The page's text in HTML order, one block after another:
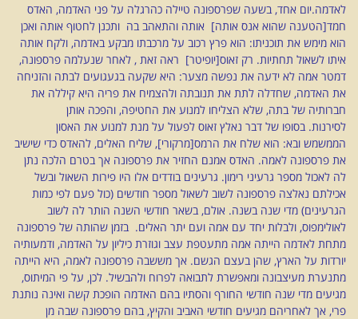
לאדמה.יום אחד, בשעה שפרספונה טיילה כהרגלה על פני האדמה, האדס
חמד[הטענה שהוא אנס אותה] אותה והתאהב בה ותכנן לחטוף אותה ואכן
הוא מימש את תוכניתו: הוא פרץ רכוב על מרכבתו מבקע באדמה, ולקח אותה
איתו לשאול תחתיות. רק זאוס[יופיטר] ראה זאת , לאחר שנעלמה פרספונה,
דמטר אמה לא ידעה את נפשה מצער: היא שקעה בגעגועים לבתה והזניחה
את האדמה, שחדלה לתת את תנובתה ולהצמיח את פריה היא קיללה את
חברותיה של בתה, שלא הצליחו למנוע את החטיפה, והפכה אותן
לסירנות. בסופו של דבר נאלץ זאוס לפעול על מנת למנוע את האסון
הממשמש ובא: הוא שלח את הרמס[מרקורי], שליח האלים, להאדס כדי שישיב
את פרספונה לאמה. האדס אמנם החזיר את פרספונה אך בטרם הלכה נתן
לה לאכול מספר גרעיני רימון. גרעינים בודדים אלו היו פירות השאול ובשל
אכילתם נאלצה פרספונה לשוב לשאול מספר חודשים (כול פעם לפי כמות
הגרעינים) מדי שנה בשנה. אולם, בשאר חודשי השנה הותר לה לשוב
לאולימפוס, ולבלות יחד עם אמה ועם יתר האלים. בזמן שהותה של פרספונה
מתחת לאדמה הייתה אמה מתעטפת עצב וגוזרת כיליון על האדמה, ודמעותיה
יורדות על הארץ, שהן בעצם הגשם. אך מששבה פרספונה לאמה, היא הייתה
מתנערת מעיצבונה ומאפשרת לתבואה לפרוח ולהבשיל. לכן, על פי המיתוס,
מגיעים מדי שנה חודשי החורף והסתיו בהם האדמה הופכת קשה ואינה נותנת
פרי, אך לאחריהם מגיעים חודשי האביב והקיץ, בהם פרספונה שבה מן